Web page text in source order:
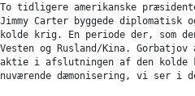
To tidligere amerikanske
Jimmy Carter byggede
kolde krig. En periode der, som
Vesten og Rusland/Kina. Gorbatjov
aktie i afslutningen af den kolde
nuværende dæmonisering, vi ser i